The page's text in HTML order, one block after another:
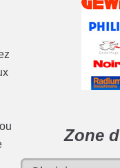
Zone